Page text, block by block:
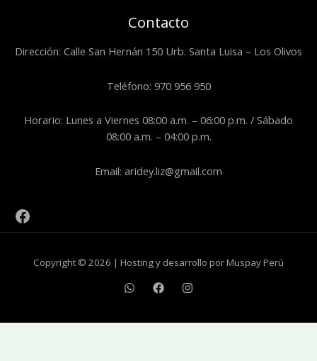
Contacto
Dirección: Calle San Hernán 150 Urb. Santa Luisa – Los Olivos
Teléfono: 970 956 950
Horario: Lunes a Viernes 08:00 a.m. – 06:00 p.m. / Sábado
08:00 a.m. – 04:00 p.m.
Email: aridey.liz@gmail.com
Copyright © 2026 | Hosting y desarrollo por Muspay Perú